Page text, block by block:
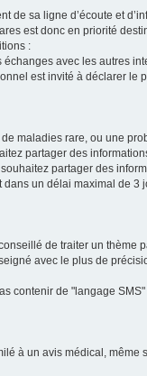
sa ligne d’écoute et
est donc en priorité
:
avec les autres
est invité à déclarer le
maladies rare, ou une
partager des
partager des
un délai maximal de 3
de traiter un
avec le plus de
contenir de "langage
à un avis médical,